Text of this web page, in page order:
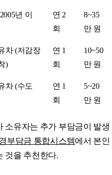
년 이
연 2
회
8~35
만 원
차 (저감장
)
연 1
회
10~50
만 원
차 (수도
연 1
회
5~20
만 원
소유자는 추가 부담금이 발생
부담금 통합시스템에서 본인
것을 추천한다.